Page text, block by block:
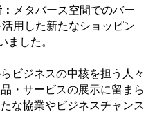
メタバース空間でのバー
用した新たなショッピン
ました。
ビジネスの中核を担う人々
・サービスの展示に留まら
な協業やビジネスチャンス